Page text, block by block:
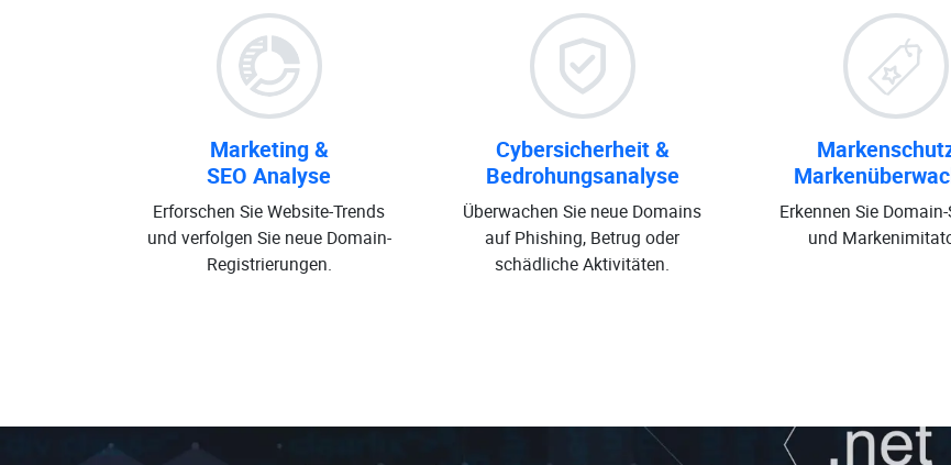
Marketing &
SEO Analyse
Erforschen Sie Website-Trends
und verfolgen Sie neue Domain-
Registrierungen.
Cybersicherheit &
Bedrohungsanalyse
Überwachen Sie neue Domains
auf Phishing, Betrug oder
schädliche Aktivitäten.
Erkennen Sie
und